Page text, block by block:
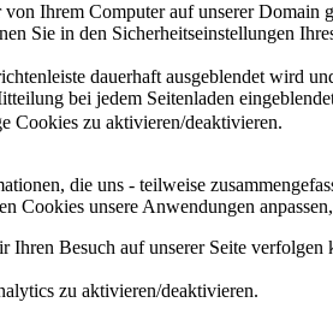
Ihrem Computer auf unserer
Sie in den Sicherheitseinstellungen
dauerhaft ausgeblendet wird
bei jedem Seitenladen
Cookies zu aktivieren/deaktivieren.
die uns - teilweise
Cookies unsere Anwendungen
Ihren Besuch auf unserer Seite
zu aktivieren/deaktivieren.